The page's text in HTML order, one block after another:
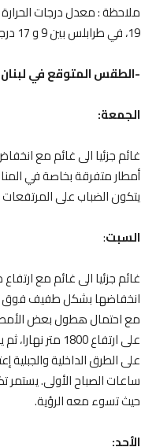
19، في طرابلس بين 9 و 17 درجة وفي زحلة بين 3 و 13 درجة.
-الطقس المتوقع في
الجمعة:
غائم جزئيا الى غائم مع
أمطار متفرقة بخاصة في
يتكون الضباب على
السبت:
غائم جزئيا الى غائم مع
انخفاضها بشكل طفيف فوق
مع احتمال هطول بعض
على ارتفاع
ساعات الصباح الأولى.
حيث تسوء معه الرؤية.
الأحد: